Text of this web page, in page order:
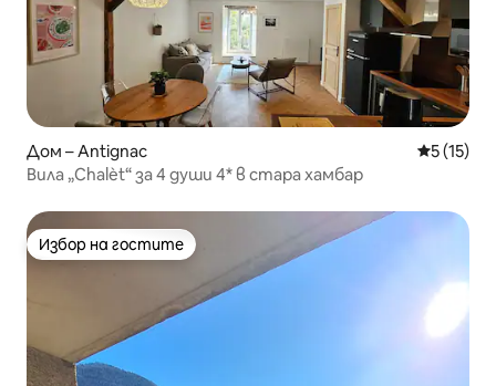
Дом – Antignac Средна
5 (15)
Вила „Chalèt“ за 4 души 4* в стара хамбар
Избор на гостите
Избор на гостите